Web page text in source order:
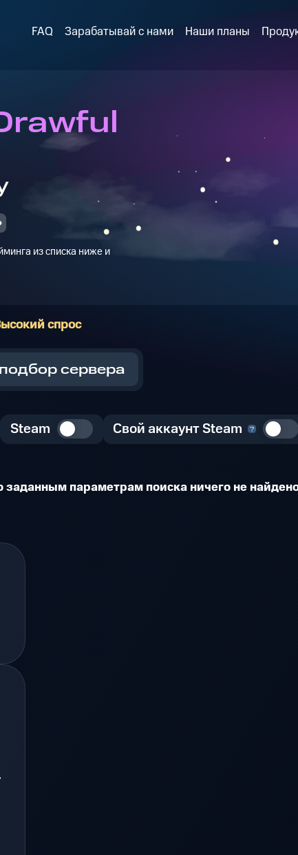
FAQ Зарабатывай с нами Наши планы
из списка ниже и
спрос
сервера
Steam Свой аккаунт Steam
заданным параметрам поиска ничего не